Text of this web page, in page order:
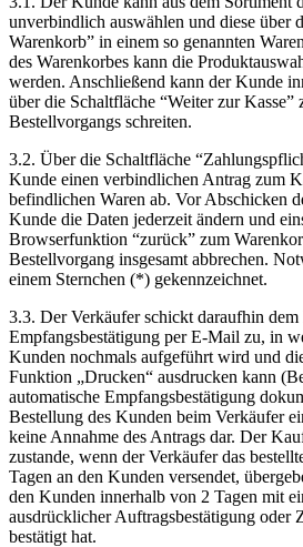
unverbindlich auswählen und diese über
Warenkorb” in einem so genannten
des Warenkorbes kann die
werden. Anschließend kann der Kunde
über die Schaltfläche “Weiter zur Kasse”
Bestellvorgangs schreiten.
3.2. Über die Schaltfläche
Kunde einen verbindlichen Antrag zum
befindlichen Waren ab. Vor Abschicken
Kunde die Daten jederzeit ändern und
Browserfunktion “zurück” zum
Bestellvorgang insgesamt abbrechen.
einem Sternchen (*) gekennzeichnet.
3.3. Der Verkäufer schickt daraufhin
Empfangsbestätigung per E-Mail zu, in
Kunden nochmals aufgeführt wird und
Funktion „Drucken“ ausdrucken kann
automatische Empfangsbestätigung
Bestellung des Kunden beim Verkäufer
keine Annahme des Antrags dar. Der
zustande, wenn der Verkäufer das
Tagen an den Kunden versendet,
den Kunden innerhalb von 2 Tagen mit
ausdrücklicher Auftragsbestätigung oder
bestätigt hat.